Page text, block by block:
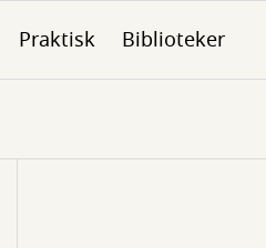
Praktisk Biblioteker